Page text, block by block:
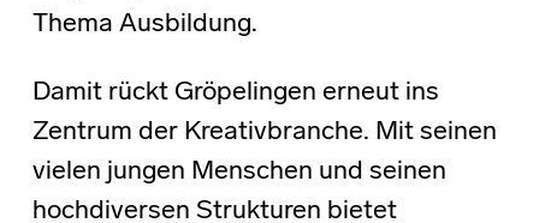
Thema Ausbildung.
Damit rückt Gröpelingen erneut ins
Zentrum der Kreativbranche. Mit seinen
vielen jungen Menschen und seinen
hochdiversen Strukturen bietet